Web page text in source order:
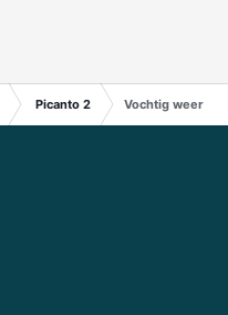
Picanto 2 Vochtig weer en